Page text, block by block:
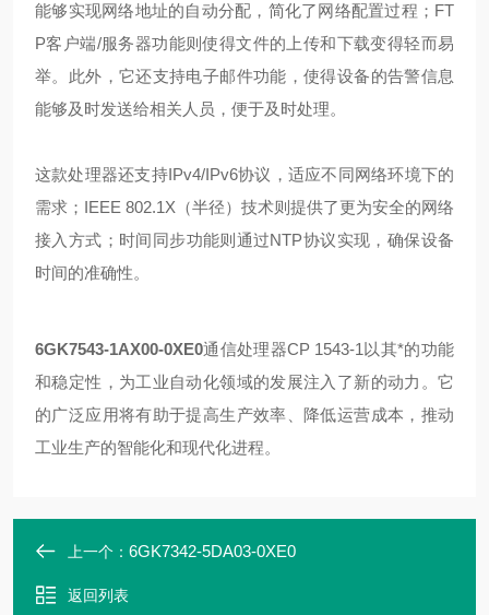
能够实现网络地址的自动分配，简化了网络配置过程；FT
P客户端/服务器功能则使得文件的上传和下载变得轻而易
举。此外，它还支持电子邮件功能，使得设备的告警信息
能够及时发送给相关人员，便于及时处理。
这款处理器还支持IPv4/IPv6协议，适应不同网络环境下的
需求；IEEE 802.1X（半径）技术则提供了更为安全的网络
接入方式；时间同步功能则通过NTP协议实现，确保设备
时间的准确性。
6GK7543-1AX00-0XE0通信处理器CP 1543-1以其*的功能
和稳定性，为工业自动化领域的发展注入了新的动力。它
的广泛应用将有助于提高生产效率、降低运营成本，推动
工业生产的智能化和现代化进程。
上一个： 6GK7342-5DA03-0XE0
返回列表